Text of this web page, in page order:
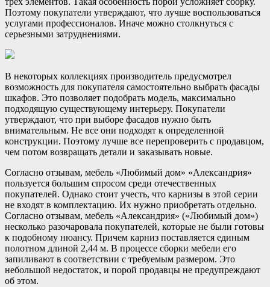
Поэтому покупатели утверждают, что лучше воспользоваться
услугами профессионалов. Иначе можно столкнуться с
серьезными затруднениями.
В некоторых коллекциях производитель предусмотрел
возможность для покупателя самостоятельно выбрать фасады
шкафов. Это позволяет подобрать модель, максимально
подходящую существующему интерьеру. Покупатели
утверждают, что при выборе фасадов нужно быть
внимательным. Не все они подходят к определенной
конструкции. Поэтому лучше все перепроверить с продавцом,
чем потом возвращать детали и заказывать новые.
Согласно отзывам, мебель «Любимый дом» «Александрия»
пользуется большим спросом среди отечественных
покупателей. Однако стоит учесть, что карнизы в этой серии
не входят в комплектацию. Их нужно приобретать отдельно.
Согласно отзывам, мебель «Александрия» («Любимый дом»)
несколько разочаровала покупателей, которые не были готовы
к подобному нюансу. Причем карниз поставляется единым
полотном длиной 2,44 м. В процессе сборки мебели его
запиливают в соответствии с требуемым размером. Это
небольшой недостаток, и порой продавцы не предупреждают
об этом.